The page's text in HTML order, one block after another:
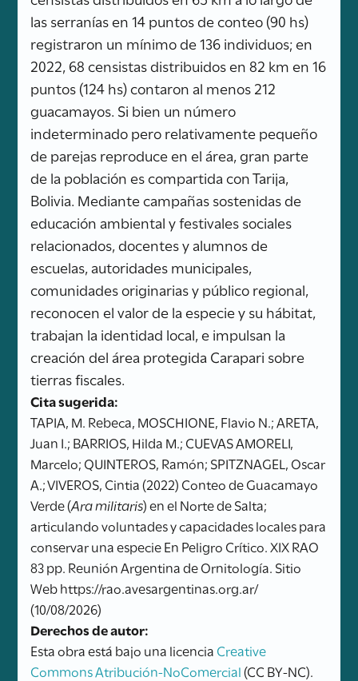
las serranías en 14 puntos de conteo (90 hs)
registraron un mínimo de 136 individuos; en
2022, 68 censistas distribuidos en 82 km en 16
puntos (124 hs) contaron al menos 212
guacamayos. Si bien un número
indeterminado pero relativamente pequeño
de parejas reproduce en el área, gran parte
de la población es compartida con Tarija,
Bolivia. Mediante campañas sostenidas de
educación ambiental y festivales sociales
relacionados, docentes y alumnos de
escuelas, autoridades municipales,
comunidades originarias y público regional,
reconocen el valor de la especie y su hábitat,
trabajan la identidad local, e impulsan la
creación del área protegida Carapari sobre
tierras fiscales.
Cita sugerida:
TAPIA, M. Rebeca, MOSCHIONE, Flavio N.; ARETA,
Juan I.; BARRIOS, Hilda M.; CUEVAS AMORELI,
Marcelo; QUINTEROS, Ramón; SPITZNAGEL, Oscar
A.; VIVEROS, Cintia (2022) Conteo de Guacamayo
Verde (Ara militaris) en el Norte de Salta;
articulando voluntades y capacidades locales para
conservar una especie En Peligro Crítico. XIX RAO
83 pp. Reunión Argentina de Ornitología. Sitio
Web https://rao.avesargentinas.org.ar/
(10/08/2026)
Derechos de autor:
Esta obra está bajo una licencia Creative
Commons Atribución-NoComercial(CC BY-NC).